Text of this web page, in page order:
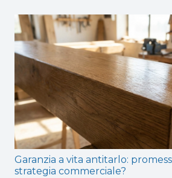
Garanzia a vita antitarlo:
strategia commerciale?